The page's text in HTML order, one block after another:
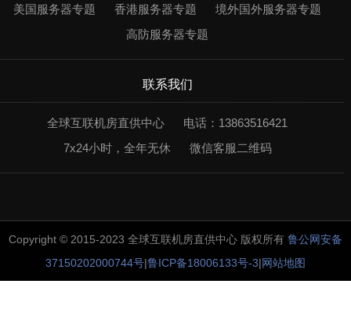
美国服务器专题 香港服务器专题
境外国外服务器专题
高防服务器专题
联系我们
全球互联机房直供中心
电话：13863516421
7x24小时，全年无休
微信客服二维码
Copyright © 2015-2023 全球互联机房直供中心 版权所有 鲁公网安备
37150202000744号|鲁ICP备18006133号-3|网站地图